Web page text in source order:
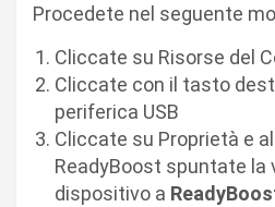
Procedete nel seguente
Cliccate su Risorse del
Cliccate con il tasto
periferica USB
Cliccate su Proprietà e
ReadyBoost spuntate la
dispositivo a